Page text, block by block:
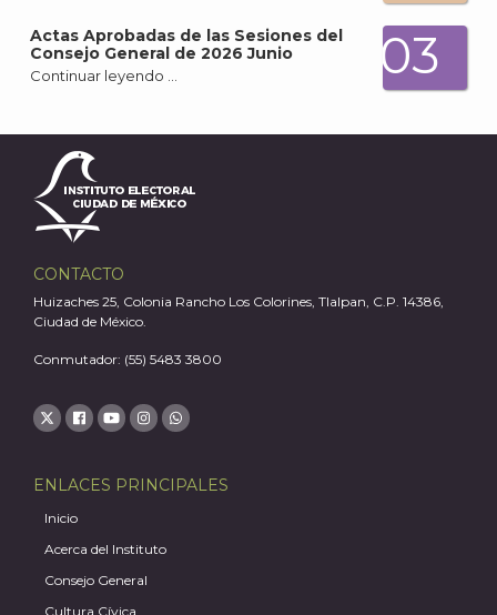
Actas Aprobadas de las Sesiones del
Consejo General de 2026 Junio
Continuar leyendo … 03
CONTACTO
Huizaches 25, Colonia Rancho Los Colorines, Tlalpan, C.P. 14386,
Ciudad de México.
Conmutador: (55) 5483 3800
ENLACES PRINCIPALES
Inicio
Acerca del Instituto
Consejo General
Cultura Cívica